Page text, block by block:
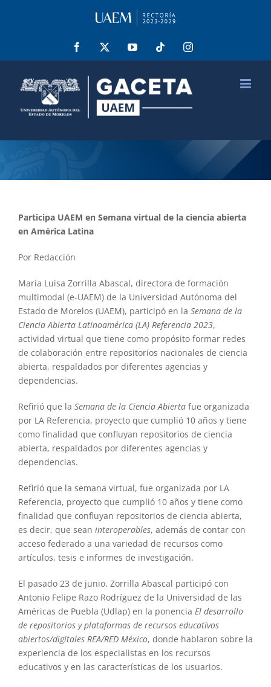
Facebook YouTube Tiktok Instagram
Participa UAEM en Semana virtual de la ciencia abierta
en América Latina
Por Redacción
María Luisa Zorrilla Abascal, directora de formación
multimodal (e-UAEM) de la Universidad Autónoma del
Estado de Morelos (UAEM), participó en la Semana de la
Ciencia Abierta Latinoamérica (LA) Referencia 2023,
actividad virtual que tiene como propósito formar redes
de colaboración entre repositorios nacionales de ciencia
abierta, respaldados por diferentes agencias y
dependencias.
Refirió que la Semana de la Ciencia Abiertafue organizada
por LA Referencia, proyecto que cumplió 10 años y tiene
como finalidad que confluyan repositorios de ciencia
abierta, respaldados por diferentes agencias y
dependencias.
Refirió que la semana virtual, fue organizada por LA
Referencia, proyecto que cumplió 10 años y tiene como
finalidad que confluyan repositorios de ciencia abierta,
es decir, que sean interoperables, además de contar con
acceso federado a una variedad de recursos como
artículos, tesis e informes de investigación.
El pasado 23 de junio, Zorrilla Abascal participó con
Antonio Felipe Razo Rodríguez de la Universidad de las
Américas de Puebla (Udlap) en la ponencia El desarrollo
de repositorios y plataformas de recursos educativos
abiertos/digitales REA/RED México, donde hablaron sobre la
experiencia de los especialistas en los recursos
educativos y en las características de los usuarios.